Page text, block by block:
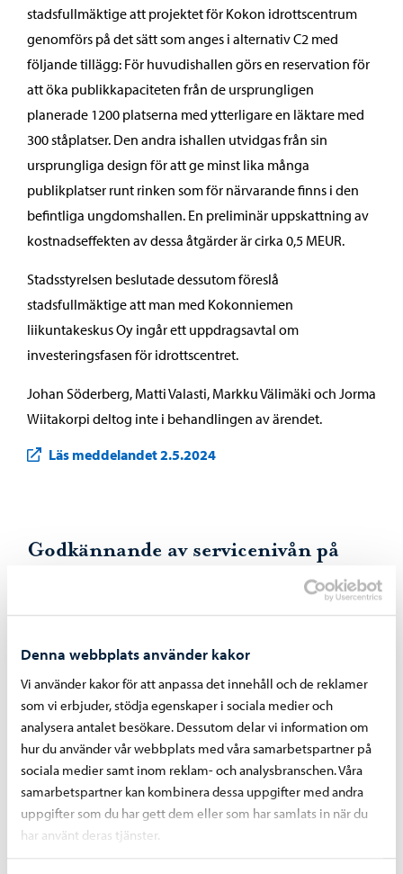
Denna webbplats använder kakor
Vi använder kakor för att anpassa det innehåll och de reklamer
som vi erbjuder, stödja egenskaper i sociala medier och
analysera antalet besökare. Dessutom delar vi information om
hur du använder vår webbplats med våra samarbetspartner på
sociala medier samt inom reklam- och analysbranschen. Våra
samarbetspartner kan kombinera dessa uppgifter med andra
uppgifter som du har gett dem eller som har samlats in när du
har använt deras tjänster.
stadsfullmäktige att projektet för Kokon idrottscentrum
genomförs på det sätt som anges i alternativ C2 med
följande tillägg: För huvudishallen görs en reservation för
att öka publikkapaciteten från de ursprungligen
planerade 1200 platserna med ytterligare en läktare med
300 ståplatser. Den andra ishallen utvidgas från sin
ursprungliga design för att ge minst lika många
publikplatser runt rinken som för närvarande finns i den
befintliga ungdomshallen. En preliminär uppskattning av
kostnadseffekten av dessa åtgärder är cirka 0,5 MEUR.
Stadsstyrelsen beslutade dessutom föreslå
stadsfullmäktige att man med Kokonniemen
liikuntakeskus Oy ingår ett uppdragsavtal om
investeringsfasen för idrottscentret.
Johan Söderberg, Matti Valasti, Markku Välimäki och Jorma
Wiitakorpi deltog inte i behandlingen av ärendet.
Läs meddelandet 2.5.2024
Godkännande av servicenivån på
Stadsstyrelsen beslutade enhälligt föreslå för
stadsfullmäktige att staden strävar efter en servicenivå och
utvecklat” när det ekonomiska programmet för åren 2026–
2027 utarbetas.
Kevin Servin föreslog att den nuvarande servicenivån
ändras inte. Förslaget förföll i brist på understöd. Kevin
Servin lämnade en protokollsanteckning i ärendet.
Läs meddelandet 19.3.2024